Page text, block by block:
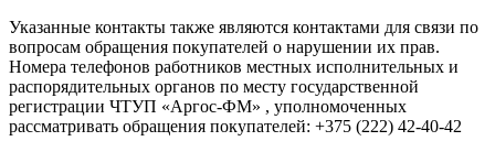
Указанные контакты также являются контактами для связи по
вопросам обращения покупателей о нарушении их прав.
Номера телефонов работников местных исполнительных и
распорядительных органов по месту государственной
регистрации ЧТУП «Аргос-ФМ» , уполномоченных
рассматривать обращения покупателей: +375 (222) 42-40-42